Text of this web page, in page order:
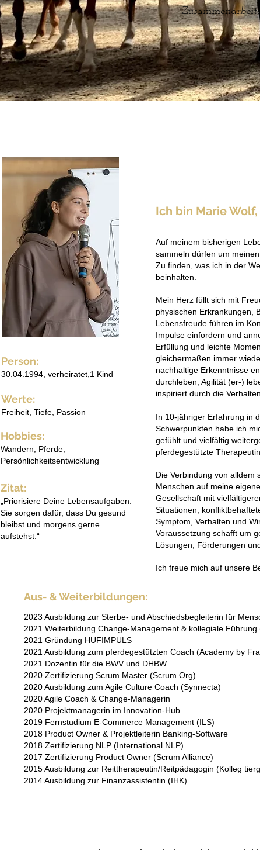
Ich bin Marie
Person:
30.04.1994, verheiratet,1 Kind
Werte:
Freiheit, Tiefe, Passion
Hobbies:
Wandern, Pferde,
Persönlichkeitsentwicklung
Zitat:
„Priorisiere Deine Lebensaufgaben.
Sie sorgen dafür, dass Du gesund
bleibst und morgens gerne
aufstehst.“
Auf meinem bisherigen
sammeln dürfen um
Zu finden, was ich in der
beinhalten.
Mein Herz füllt sich mit
physischen Erkrankungen,
Lebensfreude führen im
Impulse einfordern und
Erfüllung und leichte
gleichermaßen immer
nachhaltige Erkenntnisse
durchleben, Agilität (er-)
inspiriert durch die
In 10-jähriger Erfahrung in
Schwerpunkten habe ich
gefühlt und vielfältig
pferdegestützte
Die Verbindung von alldem
Menschen auf meine
Gesellschaft mit
Situationen,
Symptom, Verhalten und
Voraussetzung schafft um
Lösungen, Förderungen
Ich freue mich auf unsere
Aus- & Weiterbildungen:
2023 Ausbildung zur Sterbe- und Abschiedsbegleiterin für
2021 Weiterbildung Change-Management & kollegiale Führung
2021 Gründung HUFIMPULS
2021 Ausbildung zum pferdegestützten Coach (Academy by
2021 Dozentin für die BWV und DHBW
2020 Zertifizierung Scrum Master (Scrum.Org)
2020 Ausbildung zum Agile Culture Coach (Synnecta)
2020 Agile Coach & Change-Managerin
2020 Projektmanagerin im Innovation-Hub
2019 Fernstudium E-Commerce Management (ILS)
2018 Product Owner & Projektleiterin Banking-Software
2018 Zertifizierung NLP (International NLP)
2017 Zertifizierung Product Owner (Scrum Alliance)
2015 Ausbildung zur Reittherapeutin/Reitpädagogin (Kolleg
2014 Ausbildung zur Finanzassistentin (IHK)